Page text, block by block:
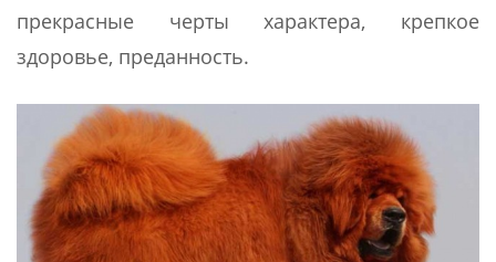
прекрасные черты характера, крепкое
здоровье, преданность.